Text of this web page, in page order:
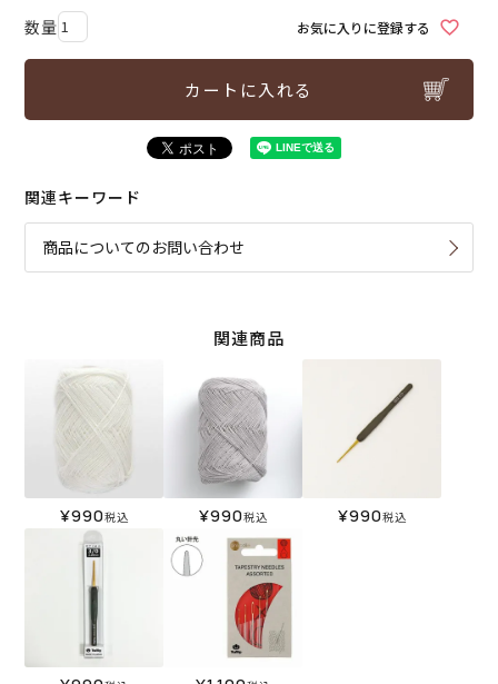
お気に入りに登録する
カートに入れる
関連キーワード
商品についてのお問い合わせ
関連商品
¥990税込 ¥990税込 ¥990税込